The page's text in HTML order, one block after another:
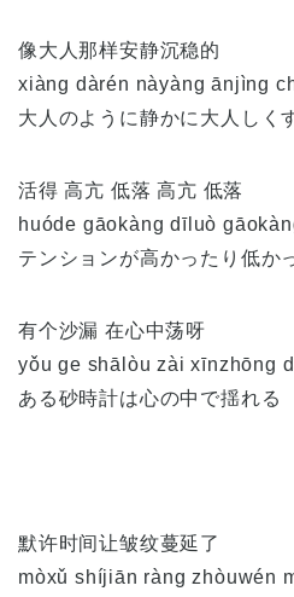
像大人那样安静沉稳的
xiàng dàrén nàyàng ānjìng
大人のように静かに大人しく
活得 高亢 低落 高亢 低落
huóde gāokàng dīluò
テンションが高かったり低か
有个沙漏 在心中荡呀
yǒu ge shālòu zài xīnzhōng
ある砂時計は心の中で揺れる
默许时间让皱纹蔓延了
mòxǔ shíjiān ràng zhòuwén